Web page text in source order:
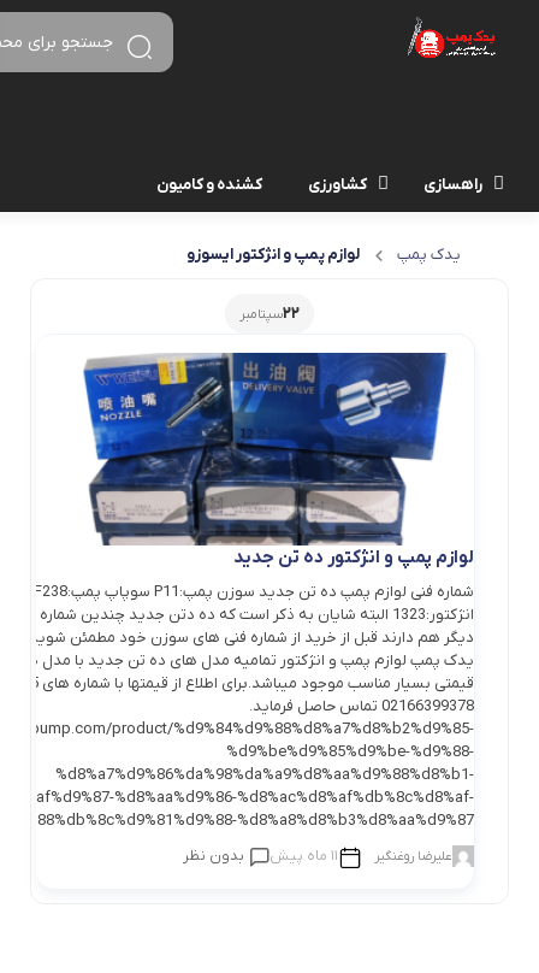
راهسازی کشاورزی کشنده و کامیون
یدک پمپ لوازم پمپ و انژکتور ایسوزو
22سپتامبر
لوازم پمپ و انژکتور ده تن جدید
انژکتور:1323 البته شایان به ذکر است که ده دتن جدید چندین شماره
دیگر هم دارند قبل از خرید از شماره فنی های سوزن خود مطمئن شوید. در
یدک پمپ لوازم پمپ و انژکتور تمامیه مدل های ده تن جدید با مدل های
02166399378 تماس حاصل فرماید.
product/%d9%84%d9%88%d8%a7%d8%b2%d9%85-
%d9%be%d9%85%d9%be-%d9%88-
%d8%a7%d9%86%da%98%da%a9%d8%aa%d9%88%d8%b1-
%d8%aa%d9%86-%d8%ac%d8%af%db%8c%d8%af-
%d8%a8%d8%b3%d8%aa%d9%87/
علیرضا روغنگیر 11 ماه پیش بدون نظر